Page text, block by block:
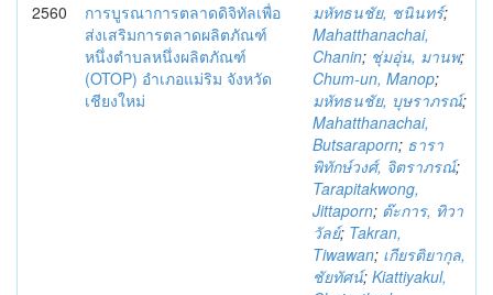
2560
การบูรณาการตลาดดิจิทัลเพื่อ
ส่งเสริมการตลาดผลิตภัณฑ์
หนึ่งตำบลหนึ่งผลิตภัณฑ์
(OTOP) อำเภอแม่ริม จังหวัด
เชียงใหม่
มหัทธนชัย, ชนินทร์;
Mahatthanachai,
Chanin; ชุ่มอุ่น, มานพ;
Chum-un, Manop;
มหัทธนชัย, บุษราภรณ์;
Mahatthanachai,
Butsaraporn; ธารา
พิทักษ์วงศ์, จิตราภรณ์;
Tarapitakwong,
Jittaporn; ต๊ะการ, ทิวา
วัลย์; Takran,
Tiwawan; เกียรติยากุล,
ชัยทัศน์; Kiattiyakul,